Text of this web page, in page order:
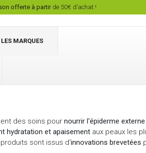
offerte à partirde 50€ d’achat !
MARQUES
des soins pour nourrir l'épiderme
hydratation et apaisement aux peaux les
sont issus d'innovations brevetées